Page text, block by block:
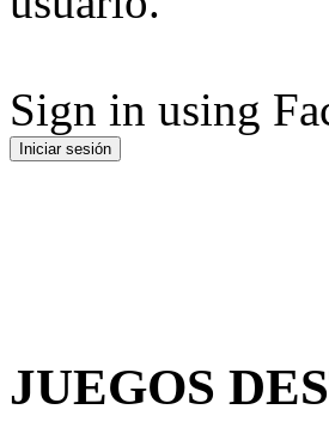
Sign in using
JUEGOS